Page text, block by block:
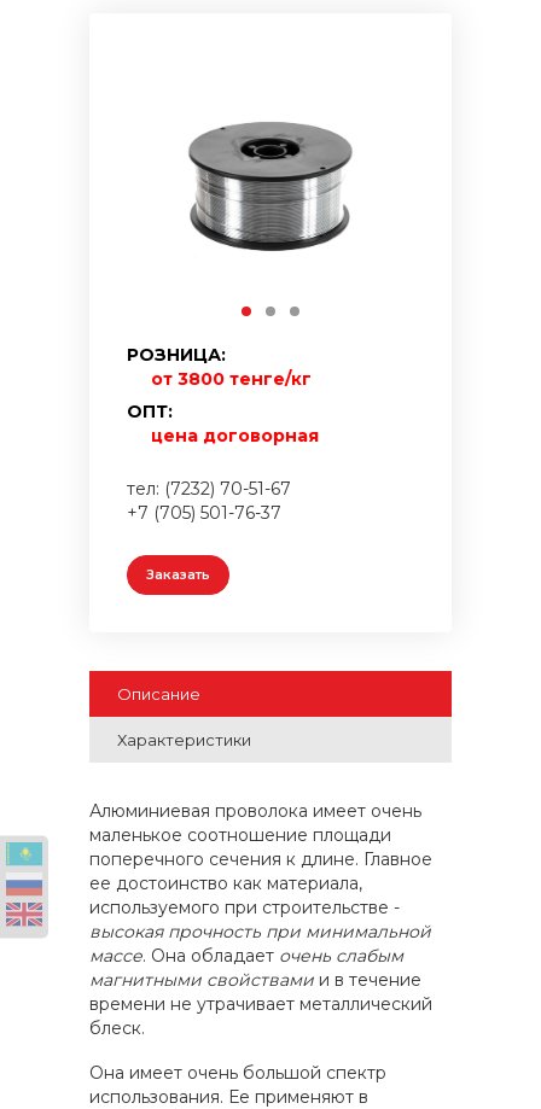
РОЗНИЦА:
от 3800 тенге/кг
ОПТ:
цена договорная
тел: (7232) 70-51-67
+7 (705) 501-76-37
Заказать
Описание
Характеристики
Алюминиевая проволока имеет очень
маленькое соотношение площади
поперечного сечения к длине. Главное
ее достоинство как материала,
используемого при строительстве -
высокая прочность при минимальной
массе. Она обладает очень слабым
магнитными свойствами и в течение
времени не утрачивает металлический
блеск.
Она имеет очень большой спектр
использования. Ее применяют в